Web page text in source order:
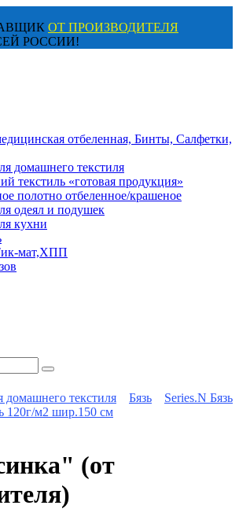
ОТ ПРОИЗВОДИТЕЛЯ
РОССИИ!
отбеленная, Бинты, Салфетки,
домашнего текстиля
текстиль «готовая продукция»
полотно отбеленное/крашеное
одеял и подушек
кухни
мат,ХПП
домашнего текстиля Бязь
Series.N Бязь
120г/м2 шир.150 см
(от